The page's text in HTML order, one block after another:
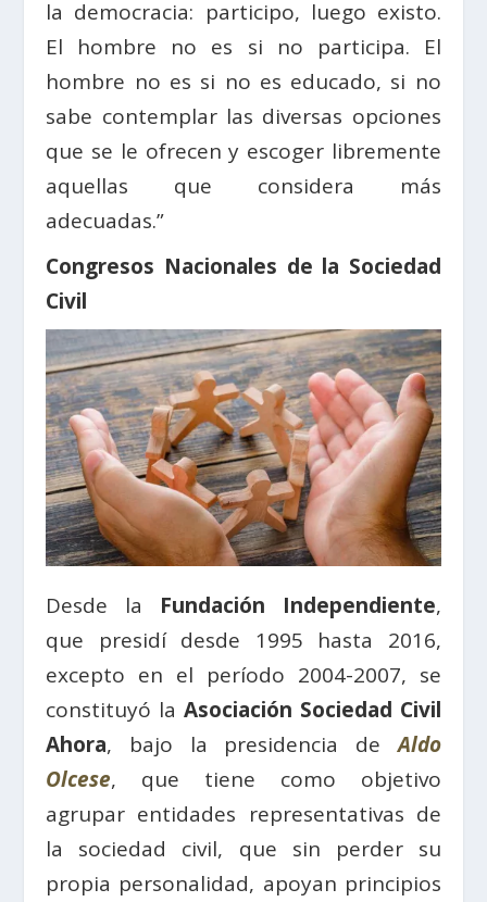
la democracia: participo, luego existo.
El hombre no es si no participa. El
hombre no es si no es educado, si no
sabe contemplar las diversas opciones
que se le ofrecen y escoger libremente
aquellas que considera más
adecuadas.”
Congresos Nacionales de la Sociedad
Civil
Desde la Fundación Independiente,
que presidí desde 1995 hasta 2016,
excepto en el período 2004-2007, se
constituyó la Asociación Sociedad Civil
Ahora, bajo la presidencia deAldo
Olcese, que tiene como objetivo
agrupar entidades representativas de
la sociedad civil, que sin perder su
propia personalidad, apoyan principios